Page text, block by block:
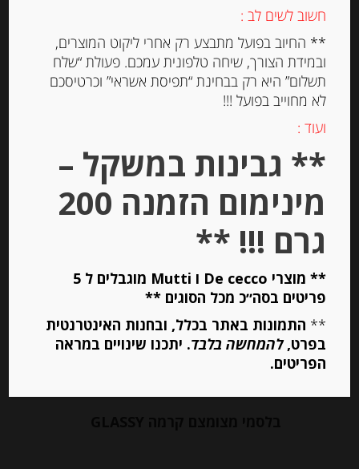
₪ 32.00
חשוב לשים לב :
** החיוב בפועל מתבצע רק אחרי ליקוט המוצרים,
ובמידת הצורך, שיחה טלפונית עמכם. פעולת “שלח
תשלום” היא רק בבחינת “תפיסת אשראי” וכרטיסכם
לא מחוייב בפועל !!!
ועוד :
** גבינות במשקל –
מינימום הזמנה 200
גרם !!! **
** מוצרי De cecco ו Mutti מוגבלים ל 5
פריטים בסה״כ מכל הסוגים **
** התמונות באתר בכלל, ובחנות האינטרנטית
בפרט,להמחשה בלבד. יתכנו שינויים במראה
הפריטים.